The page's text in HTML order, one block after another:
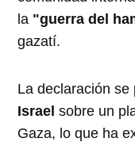
la "guerra del
gazatí.
La declaración
Israel sobre un
Gaza, lo que ha